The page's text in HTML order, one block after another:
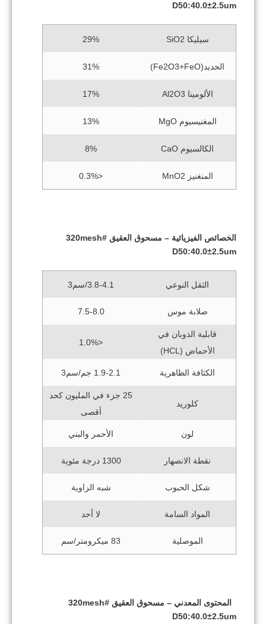
D50:40.0±2.5um
سيليكا SiO2 29%
الحديد(Fe2O3+FeO) 31%
الألومينا Al2O3 17%
المغنيسيوم MgO 13%
الكالسيوم CaO 8%
المنغنيز MnO2 <0.3%
الخصائص الفيزيائية – مسحوق العقيق #320mesh
D50:40.0±2.5um
الثقل النوعي 3.8-4.1/سم3
صلابة موس 7.5-8.0
قابلية الذوبان في
الأحماض (HCL)
<1.0%
الكثافة الظاهرية 1.9-2.1 جم/سم3
كلوريد
25 جزء في المليون كحد
أقصى
لون الأحمر والبني
نقطة الانصهار 1300 درجة مئوية
شكل الحبوب شبه الزاوية
المواد السامة لا أحد
الموصلية 83 ميكرومتر/سم
المحتوى المعدني – مسحوق العقيق #320mesh
D50:40.0±2.5um